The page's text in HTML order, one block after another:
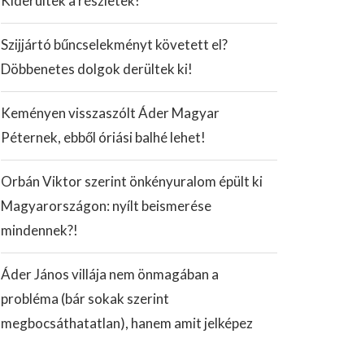
Szijjártó bűncselekményt követett el?
Döbbenetes dolgok derültek ki!
Keményen visszaszólt Áder Magyar
Péternek, ebből óriási balhé lehet!
Orbán Viktor szerint önkényuralom épült ki
Magyarországon: nyílt beismerése
mindennek?!
Áder János villája nem önmagában a
probléma (bár sokak szerint
megbocsáthatatlan), hanem amit jelképez